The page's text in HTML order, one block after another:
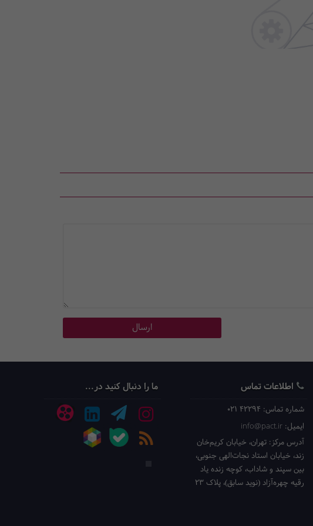
اطلاعات تماس
شماره تماس: 021 42294
ایمیل:info@pact.ir
آدرس مرکز:تهران، خیابان کریم‌خان
زند، خیابان استاد نجات‌الهی جنوبی،
بین سپند و شاداب، کوچه زنده یاد
رقیه چهره‌آزاد (نوید سابق)، پلاک 23
ما را دنبال کنید در...